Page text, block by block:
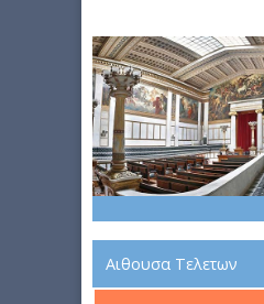
Αιθουσα Τελετων